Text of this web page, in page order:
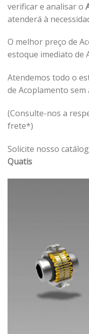
verificar e analisar o
atenderá à
O melhor preço de
estoque imediato de
Atendemos todo o
de Acoplamento sem
(Consulte-nos a
frete*)
Solicite nosso
Quatis